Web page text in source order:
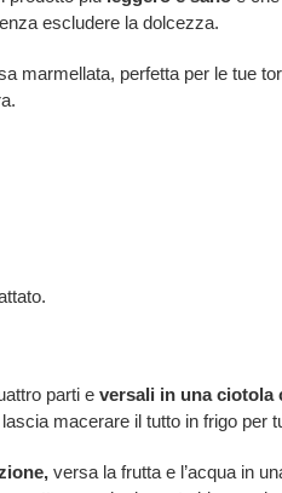
escludere la dolcezza.
marmellata, perfetta per le tue
parti e versali in una ciotola
macerare il tutto in frigo per
versa la frutta e l’acqua in